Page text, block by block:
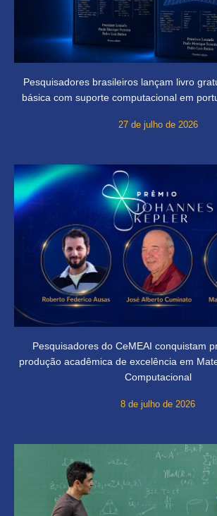
Pesquisadores brasileiros lançam livro
básica com suporte computacional em
27 de julho de 2026
Pesquisadores do CeMEAI conquistam
produção acadêmica de excelência em
Computacional
8 de julho de 2026